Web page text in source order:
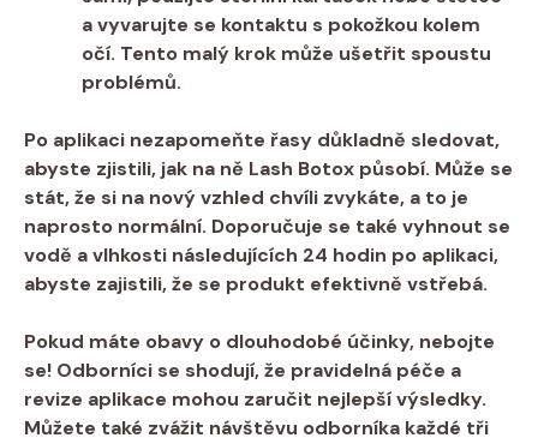
a vyvarujte se kontaktu s pokožkou kolem
očí. Tento malý krok může ušetřit spoustu
problémů.
Po aplikaci nezapomeňte řasy důkladně sledovat,
abyste zjistili, jak na ně Lash Botox působí. Může se
stát, že si na nový vzhled chvíli zvykáte, a to je
naprosto normální. Doporučuje se také vyhnout se
vodě a vlhkosti následujících 24 hodin po aplikaci,
abyste zajistili, že se produkt efektivně vstřebá.
Pokud máte obavy o dlouhodobé účinky, nebojte
se! Odborníci se shodují, že pravidelná péče a
revize aplikace mohou zaručit nejlepší výsledky.
Můžete také zvážit návštěvu odborníka každé tři